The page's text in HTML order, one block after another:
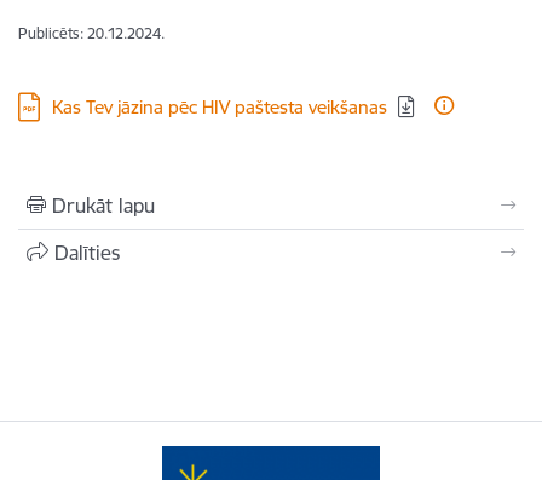
Publicēts: 20.12.2024.
Lejupielādēt:
Kas Tev jāzina pēc HIV paštesta veikšanas
Drukāt lapu
Dalīties